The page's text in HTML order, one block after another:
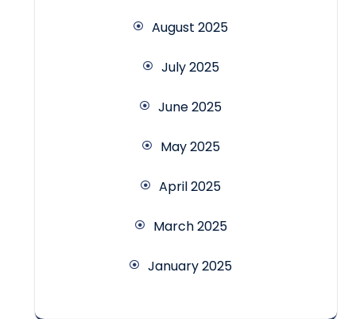
August 2025
July 2025
June 2025
May 2025
April 2025
March 2025
January 2025